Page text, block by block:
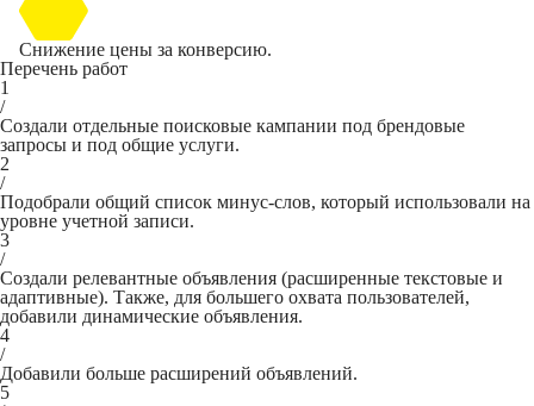
Снижение цены за конверсию.
Перечень работ
1
/
Создали отдельные поисковые кампании под брендовые
запросы и под общие услуги.
2
/
Подобрали общий список минус-слов, который использовали на
уровне учетной записи.
3
/
Создали релевантные объявления (расширенные текстовые и
адаптивные). Также, для большего охвата пользователей,
добавили динамические объявления.
4
/
Добавили больше расширений объявлений.
5